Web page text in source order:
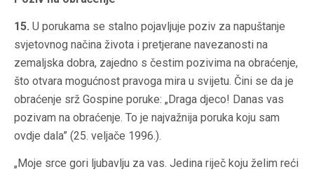
15. U porukama se stalno pojavljuje poziv za napuštanje
svjetovnog načina života i pretjerane navezanosti na
zemaljska dobra, zajedno s čestim pozivima na obraćenje,
što otvara mogućnost pravoga mira u svijetu. Čini se da je
obraćenje srž Gospine poruke: „Draga djeco! Danas vas
pozivam na obraćenje. To je najvažnija poruka koju sam
ovdje dala” (25. veljače 1996.).
„Moje srce gori ljubavlju za vas. Jedina riječ koju želim reći